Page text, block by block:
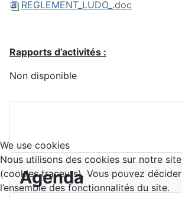
REGLEMENT_LUDO_.doc
Rapports d’activités :
Non disponible
Agenda
A
n
n
M
o
i
A
n
n
M
o
i
We use cookies
Nous utilisons des cookies sur notre
(cookies traceurs). Vous pouvez
l’ensemble des fonctionnalités du site.